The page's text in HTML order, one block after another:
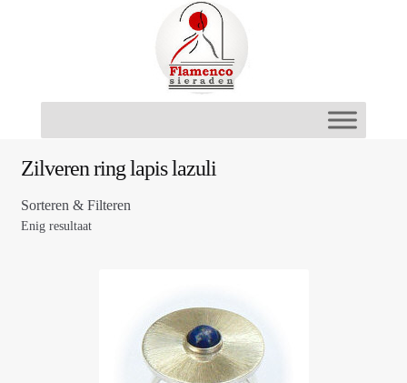
Zilveren ring lapis lazuli
Sorteren & Filteren
Enig resultaat